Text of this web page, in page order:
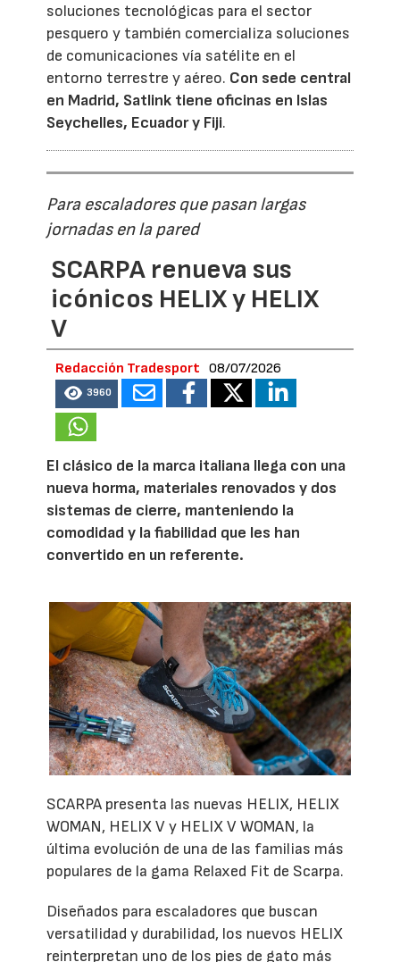
soluciones tecnológicas para el sector
pesquero y también comercializa soluciones
de comunicaciones vía satélite en el
entorno terrestre y aéreo. Con sede central
en Madrid, Satlink tiene oficinas en Islas
Seychelles, Ecuador y Fiji.
Para escaladores que pasan largas
jornadas en la pared
SCARPA renueva sus
icónicos HELIX y HELIX
V
Redacción Tradesport 08/07/2026
3960
El clásico de la marca italiana llega con una
nueva horma, materiales renovados y dos
sistemas de cierre, manteniendo la
comodidad y la fiabilidad que les han
convertido en un referente.
SCARPA presenta las nuevas HELIX, HELIX
WOMAN, HELIX V y HELIX V WOMAN, la
última evolución de una de las familias más
populares de la gama Relaxed Fit de Scarpa.
Diseñados para escaladores que buscan
versatilidad y durabilidad, los nuevos HELIX
reinterpretan uno de los pies de gato más